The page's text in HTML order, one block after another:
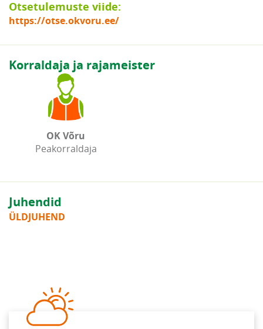
Otsetulemuste viide:
https://otse.okvoru.ee/
Korraldaja ja rajameister
OK Võru
Peakorraldaja
Juhendid
ÜLDJUHEND